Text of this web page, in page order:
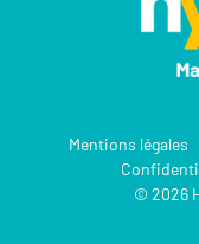
Mentions légales
© 2026